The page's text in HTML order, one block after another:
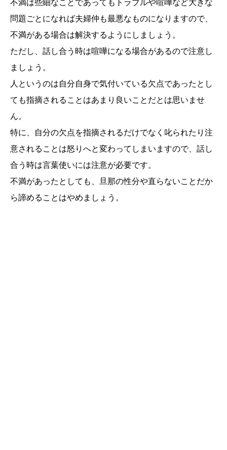
不満は些細なことであってもトラブルや喧嘩など大きな
問題ごとになれば夫婦仲も最悪なものになりますので、
不満がある場合は解決するようにしましょう。
ただし、話し合う時は喧嘩になる場合があるので注意し
ましょう。
人というのは自分自身で気付いている欠点であったとし
ても指摘されることはあまり良いことだとは思いませ
ん。
特に、自分の欠点を指摘されるだけでなく叱られたり注
意されることは怒りへと変わってしまいますので、話し
合う時は言葉使いには注意が必要です。
不満があったとしても、旦那の性分や直らないことだか
ら諦めることはやめましょう。